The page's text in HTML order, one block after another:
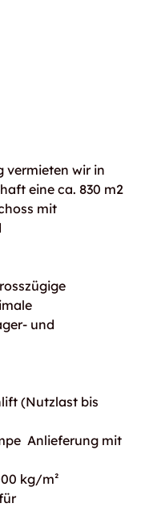
vermieten wir in
eine ca. 830 m2
mit
und
(Nutzlast bis
 Anlieferung mit
kg/m²